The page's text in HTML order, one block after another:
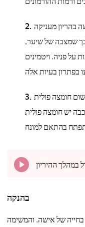
בהריון מעניקה
שמצבה של שיער,
על פניה. ויטמינים
חומצה פולית
בהרכבה יש חומצה פולית
במהלך ההיריון
בהנקה
של אישה. והמשימה